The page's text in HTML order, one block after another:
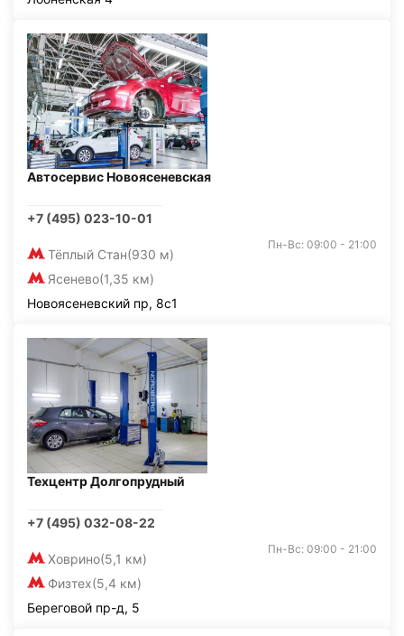
Автосервис Новоясеневская
+7 (495) 023-10-01
Тёплый Стан(930 м)
Ясенево(1,35 км)
Пн-Вс: 09:00 - 21:00
Новоясеневский пр, 8с1
Техцентр Долгопрудный
+7 (495) 032-08-22
Ховрино(5,1 км)
Физтех(5,4 км)
Пн-Вс: 09:00 - 21:00
Береговой пр-д, 5